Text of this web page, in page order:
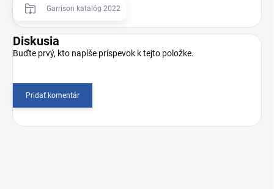
Garrison katalóg 2022
Diskusia
Buďte prvý, kto napíše príspevok k tejto položke.
Pridať komentár